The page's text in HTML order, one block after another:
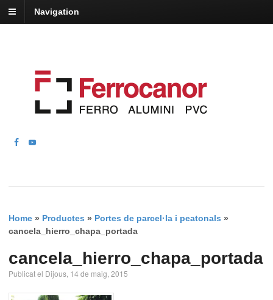
Navigation
Home » Productes » Portes de parcel·la i peatonals »
cancela_hierro_chapa_portada
cancela_hierro_chapa_portada
Publicat el Dijous, 14 de maig, 2015